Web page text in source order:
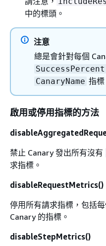
中的標頭。
注意
總是會針對每個
SuccessPercent
CanaryName 指標
啟用或停用指標的方法
禁止 Canary 發出所有沒有
求指標。
disableRequestMetrics()
停用所有請求指標，包括
Canary 的指標。
disableStepMetrics()